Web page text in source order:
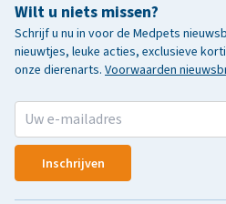
Wilt u niets missen?
Schrijf u nu in voor de Medpets
nieuwtjes, leuke acties, exclusieve
onze dierenarts. Voorwaarden
Inschrijven